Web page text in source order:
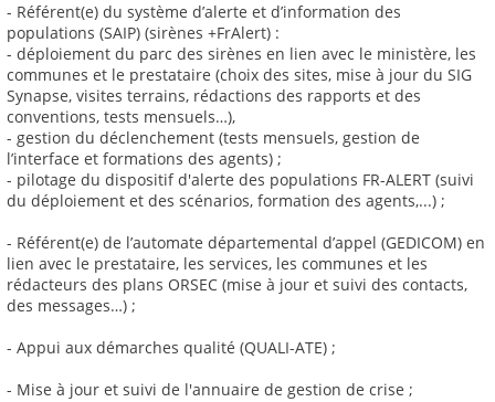
- Référent(e) du système d’alerte et d’information des
populations (SAIP) (sirènes +FrAlert) :
- déploiement du parc des sirènes en lien avec le ministère, les
communes et le prestataire (choix des sites, mise à jour du SIG
Synapse, visites terrains, rédactions des rapports et des
conventions, tests mensuels…),
- gestion du déclenchement (tests mensuels, gestion de
l’interface et formations des agents) ;
- pilotage du dispositif d'alerte des populations FR-ALERT (suivi
du déploiement et des scénarios, formation des agents,...) ;
- Référent(e) de l’automate départemental d’appel (GEDICOM) en
lien avec le prestataire, les services, les communes et les
rédacteurs des plans ORSEC (mise à jour et suivi des contacts,
des messages…) ;
- Appui aux démarches qualité (QUALI-ATE) ;
- Mise à jour et suivi de l'annuaire de gestion de crise ;